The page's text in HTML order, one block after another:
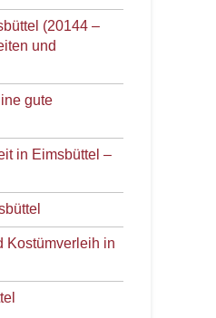
(20144 –
und
gute
in Eimsbüttel –
Kostümverleih in